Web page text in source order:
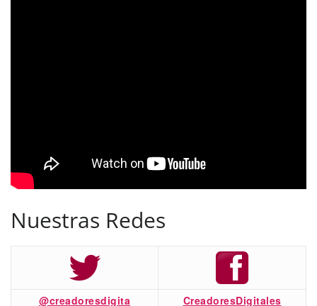
Nuestras Redes
@creadoresdigita CreadoresDigitales